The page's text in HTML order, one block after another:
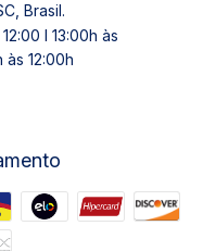
Brasil.
I 13:00h às
às 12:00h